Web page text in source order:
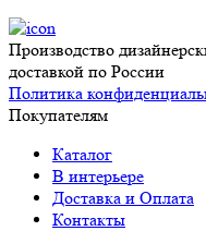
Производство
доставкой по России
Политика
Покупателям
Каталог
В интерьере
Доставка и Оплата
Контакты